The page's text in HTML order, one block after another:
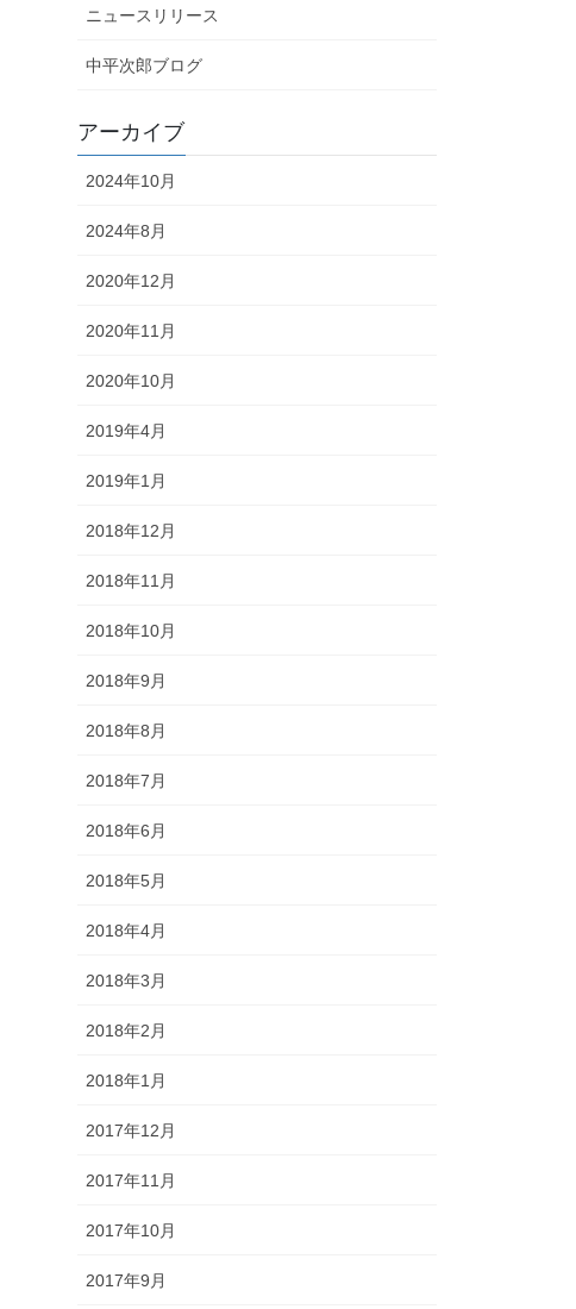
ニュースリリース
中平次郎ブログ
アーカイブ
2024年10月
2024年8月
2020年12月
2020年11月
2020年10月
2019年4月
2019年1月
2018年12月
2018年11月
2018年10月
2018年9月
2018年8月
2018年7月
2018年6月
2018年5月
2018年4月
2018年3月
2018年2月
2018年1月
2017年12月
2017年11月
2017年10月
2017年9月